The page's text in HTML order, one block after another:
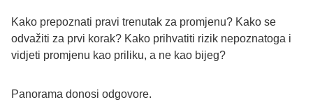
Kako prepoznati pravi trenutak za promjenu? Kako se
odvažiti za prvi korak? Kako prihvatiti rizik nepoznatoga i
vidjeti promjenu kao priliku, a ne kao bijeg?
Panorama donosi odgovore.